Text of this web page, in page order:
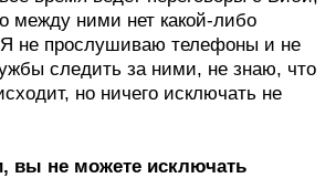
между ними нет какой-либо
Я не прослушиваю телефоны и не
следить за ними, не знаю, что
но ничего исключать не
вы не можете исключать